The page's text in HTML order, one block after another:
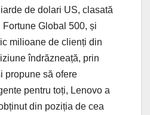
de dolari US, clasată
Global 500, și
milioane de clienți din
îndrăzneață, prin
propune să ofere
pentru toți, Lenovo a
din poziția de cea